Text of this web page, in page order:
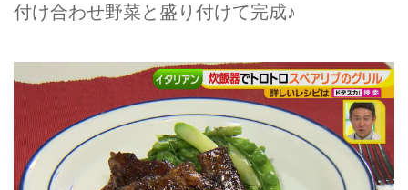
付け合わせ野菜と盛り付けて完成♪